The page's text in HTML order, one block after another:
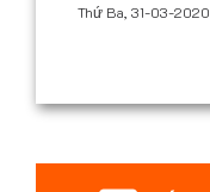
Thứ Ba, 31-03-2020